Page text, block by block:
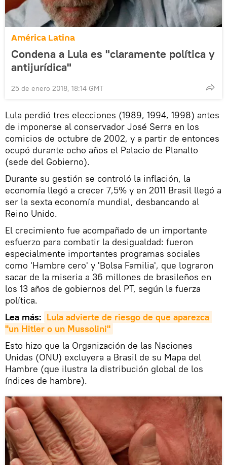
América Latina
Condena a Lula es "claramente política y
antijurídica"
25 de enero 2018, 18:14 GMT
Lula perdió tres elecciones (1989, 1994, 1998) antes
de imponerse al conservador José Serra en los
comicios de octubre de 2002, y a partir de entonces
ocupó durante ocho años el Palacio de Planalto
(sede del Gobierno).
Durante su gestión se controló la inflación, la
economía llegó a crecer 7,5% y en 2011 Brasil llegó a
ser la sexta economía mundial, desbancando al
Reino Unido.
El crecimiento fue acompañado de un importante
esfuerzo para combatir la desigualdad: fueron
especialmente importantes programas sociales
como 'Hambre cero' y 'Bolsa Familia', que lograron
sacar de la miseria a 36 millones de brasileños en
los 13 años de gobiernos del PT, según la fuerza
política.
Lea más: Lula advierte de riesgo de que aparezca
"un Hitler o un Mussolini"
Esto hizo que la Organización de las Naciones
Unidas (ONU) excluyera a Brasil de su Mapa del
Hambre (que ilustra la distribución global de los
índices de hambre).